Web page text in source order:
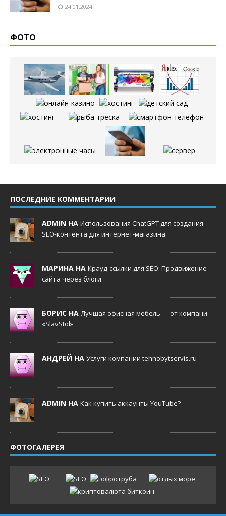
24.01.2024
ФОТО
ПОСЛЕДНИЕ КОММЕНТАРИИ
ADMIN НА Использования ChatGPT для создания
SEO-контента для интернет-магазина
МАРИНА НА Крауд-ссылки для SEO: Продвижение
сайта через блоги
БОРИС НА Лучшая офисная мебель — от компани
«SlavStol»
АНДРЕЙ НА Услуги компании tehnobytservis.ru
ADMIN НА Как купить аккаунты YouTube?
ФОТОГАЛЕРЕЯ